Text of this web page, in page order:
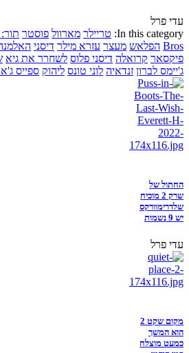
עדי פרל
In this category: טריילר מארוול פוסטר
Bros הפלאש מעצר עזרא מילר דיסני
פיקסאר קרואלה דיסני פלוס לשחרר את גיא
ג'יימס לברון זנדאיה לוני טונס ליהוק ספייס
החתול של
שרק 2 מוכיח
שלדרימוורקס
יש 9 נשמות
עדי פרל
מקום שקט 2
הוא המשך
כמעט מוצלח